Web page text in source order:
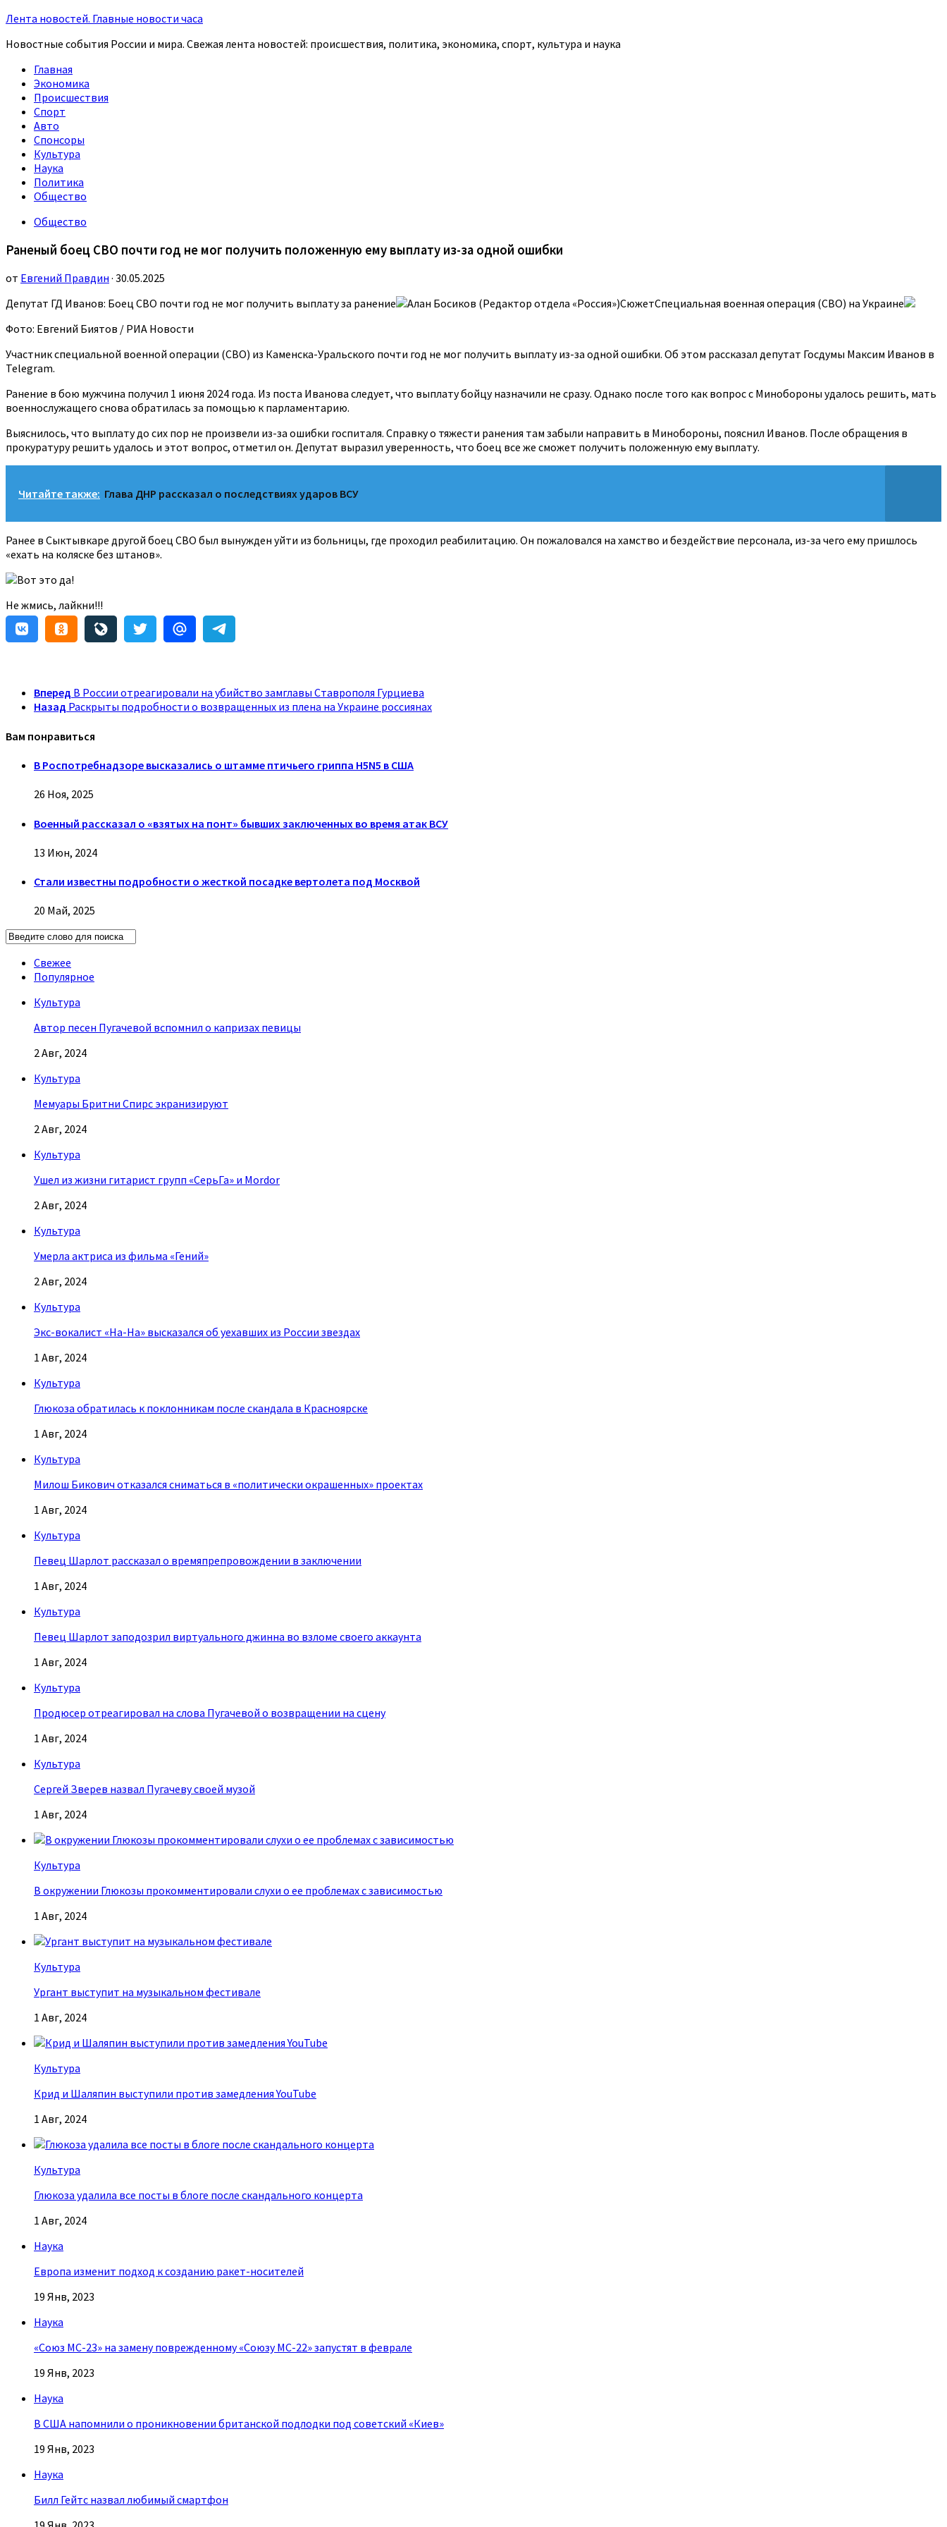
Лента новостей. Главные новости часа
Новостные события России и мира. Свежая лента новостей: происшествия, политика, экономика, спорт, культура и наука
Главная
Экономика
Происшествия
Спорт
Авто
Спонсоры
Культура
Наука
Политика
Общество
Общество
Раненый боец СВО почти год не мог получить положенную ему выплату из-за одной ошибки
от Евгений Правдин · 30.05.2025
Депутат ГД Иванов: Боец СВО почти год не мог получить выплату за ранение
Алан Босиков (Редактор отдела «Россия»)СюжетСпециальная военная операция (СВО) на Украине
Фото: Евгений Биятов / РИА Новости
Участник специальной военной операции (СВО) из Каменска-Уральского почти год не мог получить выплату из-за одной ошибки. Об этом рассказал депутат Госдумы Максим Иванов в
Telegram.
Ранение в бою мужчина получил 1 июня 2024 года. Из поста Иванова следует, что выплату бойцу назначили не сразу. Однако после того как вопрос с Минобороны удалось решить, мать
военнослужащего снова обратилась за помощью к парламентарию.
Выяснилось, что выплату до сих пор не произвели из-за ошибки госпиталя. Справку о тяжести ранения там забыли направить в Минобороны, пояснил Иванов. После обращения в
прокуратуру решить удалось и этот вопрос, отметил он. Депутат выразил уверенность, что боец все же сможет получить положенную ему выплату.
Читайте также: Глава ДНР рассказал о последствиях ударов ВСУ
Ранее в Сыктывкаре другой боец СВО был вынужден уйти из больницы, где проходил реабилитацию. Он пожаловался на хамство и бездействие персонала, из-за чего ему пришлось
«ехать на коляске без штанов».
Вот это да!
Не жмись, лайкни!!!
Вперед В России отреагировали на убийство замглавы Ставрополя Гурциева
Назад Раскрыты подробности о возвращенных из плена на Украине россиянах
Вам понравиться
В Роспотребнадзоре высказались о штамме птичьего гриппа H5N5 в США
26 Ноя, 2025
Военный рассказал о «взятых на понт» бывших заключенных во время атак ВСУ
13 Июн, 2024
Стали известны подробности о жесткой посадке вертолета под Москвой
20 Май, 2025
Свежее
Популярное
Культура
Автор песен Пугачевой вспомнил о капризах певицы
2 Авг, 2024
Культура
Мемуары Бритни Спирс экранизируют
2 Авг, 2024
Культура
Ушел из жизни гитарист групп «СерьГа» и Mordor
2 Авг, 2024
Культура
Умерла актриса из фильма «Гений»
2 Авг, 2024
Культура
Экс-вокалист «На-На» высказался об уехавших из России звездах
1 Авг, 2024
Культура
Глюкоза обратилась к поклонникам после скандала в Красноярске
1 Авг, 2024
Культура
Милош Бикович отказался сниматься в «политически окрашенных» проектах
1 Авг, 2024
Культура
Певец Шарлот рассказал о времяпрепровождении в заключении
1 Авг, 2024
Культура
Певец Шарлот заподозрил виртуального джинна во взломе своего аккаунта
1 Авг, 2024
Культура
Продюсер отреагировал на слова Пугачевой о возвращении на сцену
1 Авг, 2024
Культура
Сергей Зверев назвал Пугачеву своей музой
1 Авг, 2024
Культура
В окружении Глюкозы прокомментировали слухи о ее проблемах с зависимостью
1 Авг, 2024
Культура
Ургант выступит на музыкальном фестивале
1 Авг, 2024
Культура
Крид и Шаляпин выступили против замедления YouTube
1 Авг, 2024
Культура
Глюкоза удалила все посты в блоге после скандального концерта
1 Авг, 2024
Наука
Европа изменит подход к созданию ракет-носителей
19 Янв, 2023
Наука
«Союз МС-23» на замену поврежденному «Союзу МС-22» запустят в феврале
19 Янв, 2023
Наука
В США напомнили о проникновении британской подлодки под советский «Киев»
19 Янв, 2023
Наука
Билл Гейтс назвал любимый смартфон